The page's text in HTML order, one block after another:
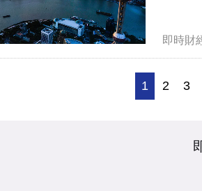
即時財
1 2 3